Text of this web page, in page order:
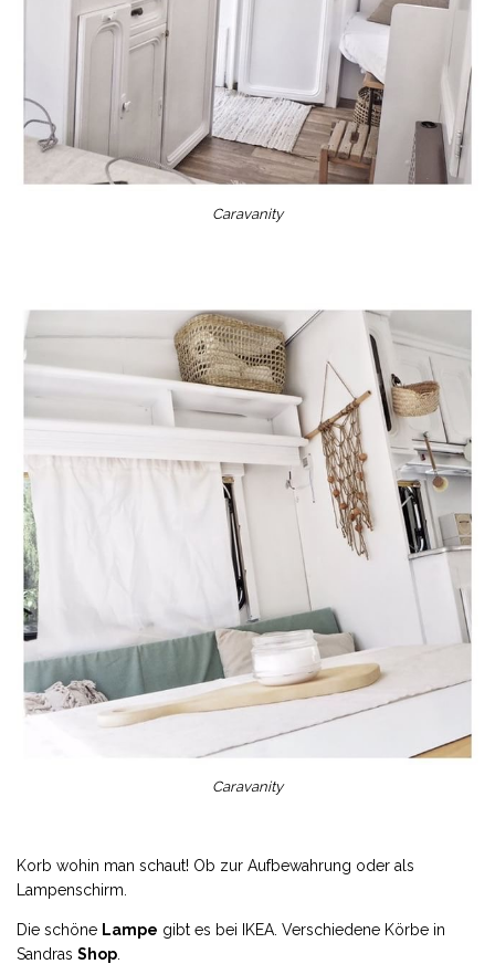
Caravanity
Caravanity
Korb wohin man schaut! Ob zur Aufbewahrung oder als
Lampenschirm.
Die schöne Lampe gibt es bei IKEA. Verschiedene Körbe in
Sandras Shop.